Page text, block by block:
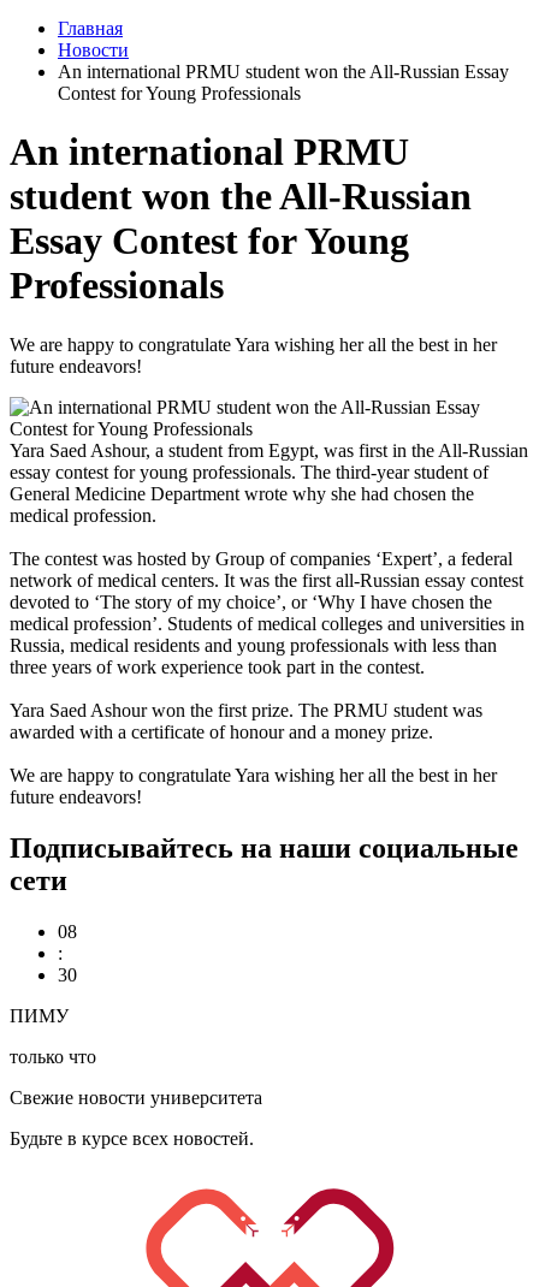
Главная
Новости
An international PRMU student won the All-Russian Essay
Contest for Young Professionals
An international PRMU
student won the All-Russian
Essay Contest for Young
Professionals
We are happy to congratulate Yara wishing her all the best in her
future endeavors!
Yara Saed Ashour, a student from Egypt, was first in the All-Russian
essay contest for young professionals. The third-year student of
General Medicine Department wrote why she had chosen the
medical profession.
The contest was hosted by Group of companies ‘Expert’, a federal
network of medical centers. It was the first all-Russian essay contest
devoted to ‘The story of my choice’, or ‘Why I have chosen the
medical profession’. Students of medical colleges and universities in
Russia, medical residents and young professionals with less than
three years of work experience took part in the contest.
Yara Saed Ashour won the first prize. The PRMU student was
awarded with a certificate of honour and a money prize.
We are happy to congratulate Yara wishing her all the best in her
future endeavors!
Подписывайтесь на наши социальные
сети
08
:
30
ПИМУ
только что
Свежие новости университета
Будьте в курсе всех новостей.